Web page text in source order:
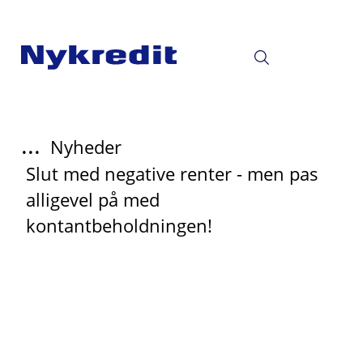
... Nyheder
Slut med negative renter - men pas
alligevel på med
kontantbeholdningen!